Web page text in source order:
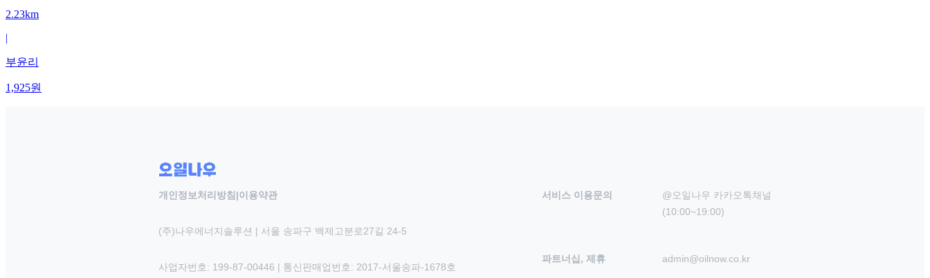
2.23km
|
부윤리
1,925원
개인정보처리방침|이용약관
(주)나우에너지솔루션 | 서울 송파구 백제고분로27길 24-5
사업자번호: 199-87-00446 | 통신판매업번호: 2017-서울송파-1678호
서비스 이용문의
@오일나우 카카오톡채널
(10:00~19:00)
파트너십, 제휴 admin@oilnow.co.kr